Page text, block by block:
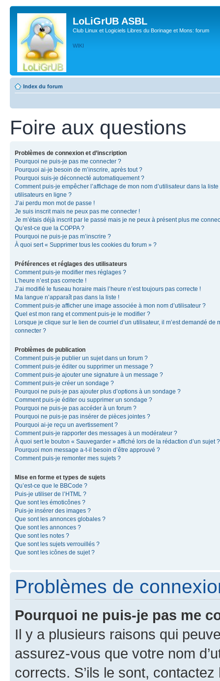
LoLiGrUB ASBL
Club Linux et Logiciels Libres du Borinage et Mons: forum
WIKI
Index du forum
Foire aux questions
Problèmes de connexion et d’inscription
Pourquoi ne puis-je pas me connecter ?
Pourquoi ai-je besoin de m’inscrire, après tout ?
Pourquoi suis-je déconnecté automatiquement ?
Comment puis-je empêcher l’affichage de mon nom d’utilisateur dans la liste
utilisateurs en ligne ?
J’ai perdu mon mot de passe !
Je suis inscrit mais ne peux pas me connecter !
Je m’étais déjà inscrit par le passé mais je ne peux à présent plus me
Qu’est-ce que la COPPA ?
Pourquoi ne puis-je pas m’inscrire ?
À quoi sert « Supprimer tous les cookies du forum » ?
Préférences et réglages des utilisateurs
Comment puis-je modifier mes réglages ?
L’heure n’est pas correcte !
J’ai modifié le fuseau horaire mais l’heure n’est toujours pas correcte !
Ma langue n’apparaît pas dans la liste !
Comment puis-je afficher une image associée à mon nom d’utilisateur ?
Quel est mon rang et comment puis-je le modifier ?
Lorsque je clique sur le lien de courriel d’un utilisateur, il m’est demandé de
connecter ?
Problèmes de publication
Comment puis-je publier un sujet dans un forum ?
Comment puis-je éditer ou supprimer un message ?
Comment puis-je ajouter une signature à un message ?
Comment puis-je créer un sondage ?
Pourquoi ne puis-je pas ajouter plus d’options à un sondage ?
Comment puis-je éditer ou supprimer un sondage ?
Pourquoi ne puis-je pas accéder à un forum ?
Pourquoi ne puis-je pas insérer de pièces jointes ?
Pourquoi ai-je reçu un avertissement ?
Comment puis-je rapporter des messages à un modérateur ?
À quoi sert le bouton « Sauvegarder » affiché lors de la rédaction d’un sujet ?
Pourquoi mon message a-t-il besoin d’être approuvé ?
Comment puis-je remonter mes sujets ?
Mise en forme et types de sujets
Qu’est-ce que le BBCode ?
Puis-je utiliser de l’HTML ?
Que sont les émoticônes ?
Puis-je insérer des images ?
Que sont les annonces globales ?
Que sont les annonces ?
Que sont les notes ?
Que sont les sujets verrouillés ?
Que sont les icônes de sujet ?
Problèmes de
Pourquoi ne puis-je pas me
Il y a plusieurs raisons qui
assurez-vous que votre nom
corrects. S’ils le sont,